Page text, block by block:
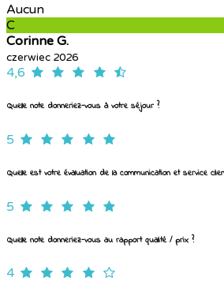
Aucun
C
Corinne G.
czerwiec 2026
4,6
Quelle note donneriez-vous à votre séjour ?
5
Quelle est votre évaluation de la communication et service
5
Quelle note donneriez-vous au rapport qualité / prix ?
4